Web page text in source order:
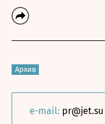
Архив
e-mail: pr@jet.su